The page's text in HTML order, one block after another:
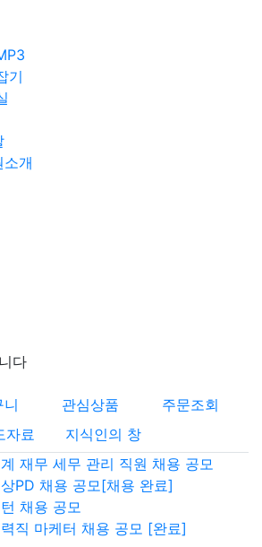
기
소개
다
니 관심상품
주문조회
자료
지식인의 창
재무 세무 관리 직원 채용 공모
PD 채용 공모[채용 완료]
채용 공모
직 마케터 채용 공모 [완료]